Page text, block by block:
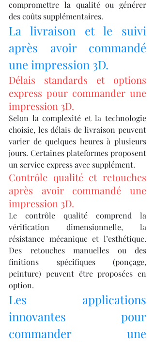
compromettre la qualité ou générer
des coûts supplémentaires.
La livraison et le suivi
après avoir commandé
une impression 3D.
Délais standards et options
express pour commander une
impression 3D.
Selon la complexité et la technologie
choisie, les délais de livraison peuvent
varier de quelques heures à plusieurs
jours. Certaines plateformes proposent
un service express avec supplément.
Contrôle qualité et retouches
après avoir commandé une
impression 3D.
Le contrôle qualité comprend la
vérification dimensionnelle, la
résistance mécanique et l’esthétique.
Des retouches manuelles ou des
finitions spécifiques (ponçage,
peinture) peuvent être proposées en
option.
Les applications
innovantes pour
commander une